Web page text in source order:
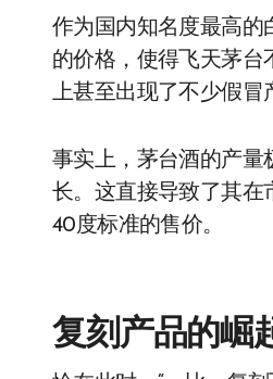
作为国内知名度最高的
的价格，使得飞天茅
上甚至出现了不少假冒
事实上，茅台酒的产量
长。这直接导致了其在
40度标准的售价。
复刻产品的崛